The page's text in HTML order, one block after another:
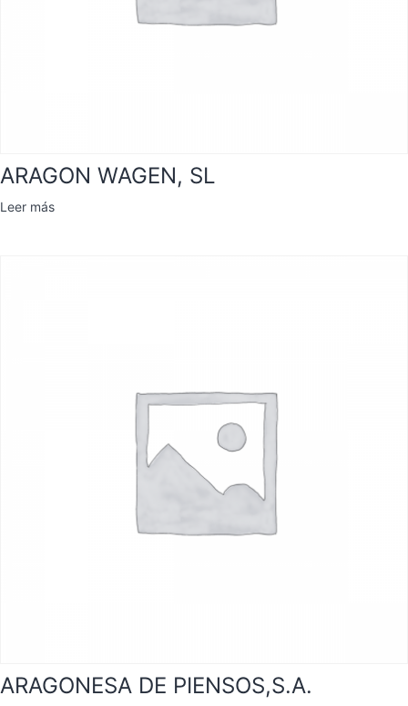
ARAGON WAGEN, SL
Leer más
ARAGONESA DE PIENSOS,S.A.